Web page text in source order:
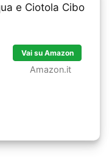
e Ciotola Cibo
Vai su Amazon
Amazon.it